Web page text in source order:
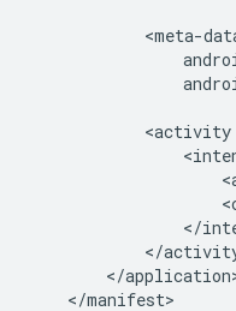
<meta-
</
</
</